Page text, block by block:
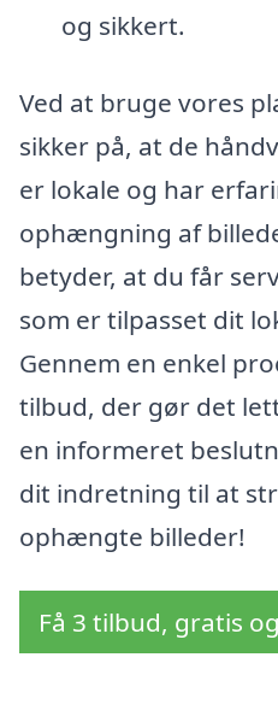
og sikkert.
Ved at bruge vores
sikker på, at de
er lokale og har
ophængning af
betyder, at du får
som er tilpasset dit
Gennem en enkel
tilbud, der gør det
en informeret
dit indretning til at
ophængte billeder!
Få 3 tilbud, gratis